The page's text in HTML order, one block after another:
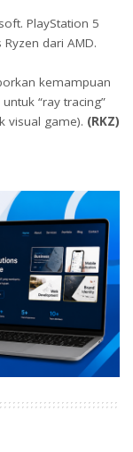
PlayStation 5
dari AMD.
kemampuan
“ray tracing”
visual game). (RKZ)